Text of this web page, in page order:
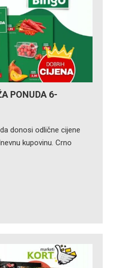
PONUDA 6-
donosi odlične cijene
kupovinu. Crno